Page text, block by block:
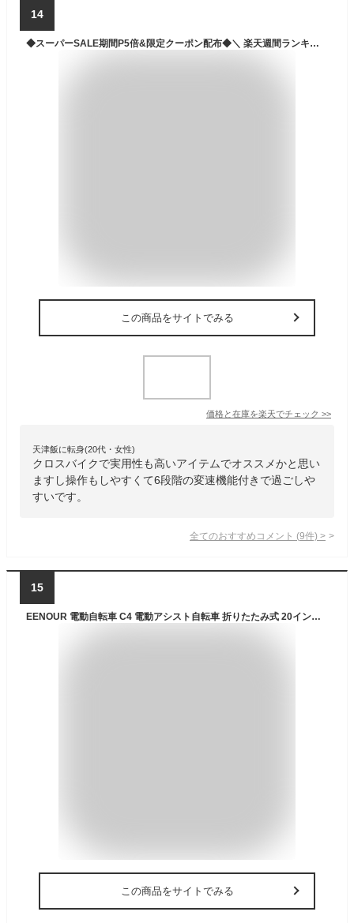
14
◆スーパーSALE期間P5倍&限定クーポン配布◆＼ 楽天週間ランキング1位／ PROVROS クロスバイク 自転車 26インチ シマノ6段変速 LEDライト ワイヤー錠 泥除け 付き スポーツ レディース メンズ 通勤 通学 街乗り お洒落 プロブロス P-701
この商品をサイトでみる
価格と在庫を楽天でチェック >>
天津飯に転身(20代・女性)
クロスバイクで実用性も高いアイテムでオススメかと思い
ますし操作もしやすくて6段階の変速機能付きで過ごしや
すいです。
全てのおすすめコメント (9件) >
15
EENOUR 電動自転車 C4 電動アシスト自転車 折りたたみ式 20インチ 最大140km走行可能 5段アシスト 7段変速ギア サスペンション搭載 型式認定 軽量 ダブルディスクブレーキ 防水 頑丈 耐震性 通勤 街乗り アウトドア 前カゴ/ボトルケージ/テールライト/リアキャリアライト付き
この商品をサイトでみる